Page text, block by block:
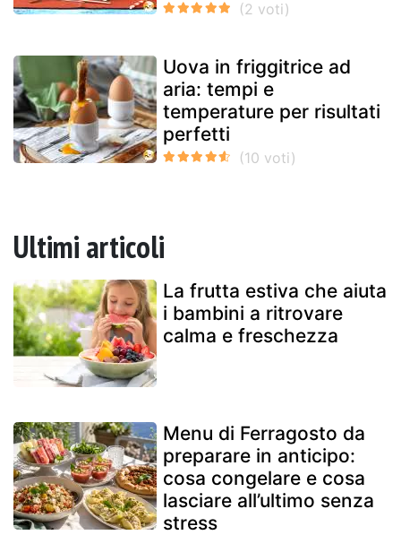
Uova in friggitrice ad
aria: tempi e
temperature per risultati
perfetti
Ultimi articoli
La frutta estiva che aiuta
i bambini a ritrovare
calma e freschezza
Menu di Ferragosto da
preparare in anticipo:
cosa congelare e cosa
lasciare all’ultimo senza
stress